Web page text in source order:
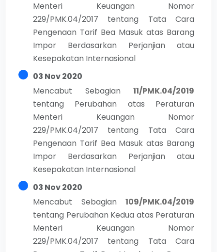
Menteri Keuangan Nomor
229/PMK.04/2017 tentang Tata Cara
Pengenaan Tarif Bea Masuk atas Barang
Impor Berdasarkan Perjanjian atau
Kesepakatan Internasional
03 Nov 2020
Mencabut Sebagian 11/PMK.04/2019
tentang Perubahan atas Peraturan
Menteri Keuangan Nomor
229/PMK.04/2017 tentang Tata Cara
Pengenaan Tarif Bea Masuk atas Barang
Impor Berdasarkan Perjanjian atau
Kesepakatan Internasional
03 Nov 2020
Mencabut Sebagian 109/PMK.04/2019
tentang Perubahan Kedua atas Peraturan
Menteri Keuangan Nomor
229/PMK.04/2017 tentang Tata Cara